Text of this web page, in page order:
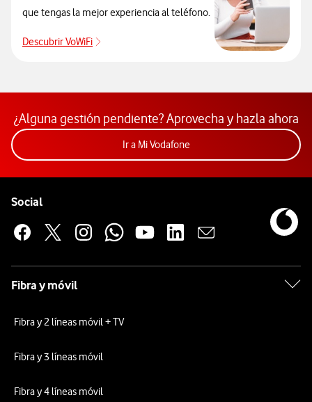
que tengas la mejor experiencia al teléfono.
Descubrir VoWiFi
Pulsar para consultar el servicio que soluciona
¿Alguna gestión pendiente? Aprovecha y hazla ahora
Ir a Mi VodafoneAcceder a la app Mi
Social
Fibra y móvil
Fibra y 2 líneas móvil + TV
Fibra y 3 líneas móvil
Fibra y 4 líneas móvil